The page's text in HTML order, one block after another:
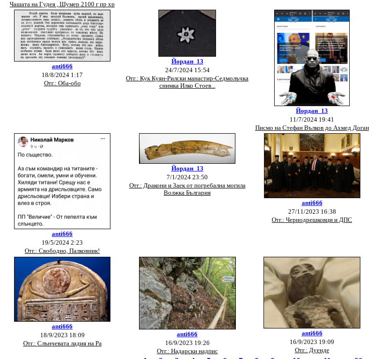
Чашата на Гудея , Шумер 2100 г пр хр
anti666
18/8/2024 1:17
Отг.: Оба-обо
Йордан_13
24/7/2024 15:54
Отг.: Кук Куян-Рилски манастир-Седмолъчка
снимка Илко Стоев...
Йордан_13
11/7/2024 19:41
Писмо на Стефан Вълков до Ахмед Доган
anti666
19/5/2024 2:23
Отг.: Свободно, Палковник!
Йордан_13
7/1/2024 23:50
Отг.: Дракони и Заек от погребална могила
Волжка България
anti666
27/11/2023 16:38
Отг.: Чернодрешковци и ДПС
anti666
18/9/2023 18:09
Отг.: Слънчевата ладия на Ра
anti666
16/9/2023 19:26
Отг.: Надарски надпис
anti666
16/9/2023 19:09
Отг.: Дуенде